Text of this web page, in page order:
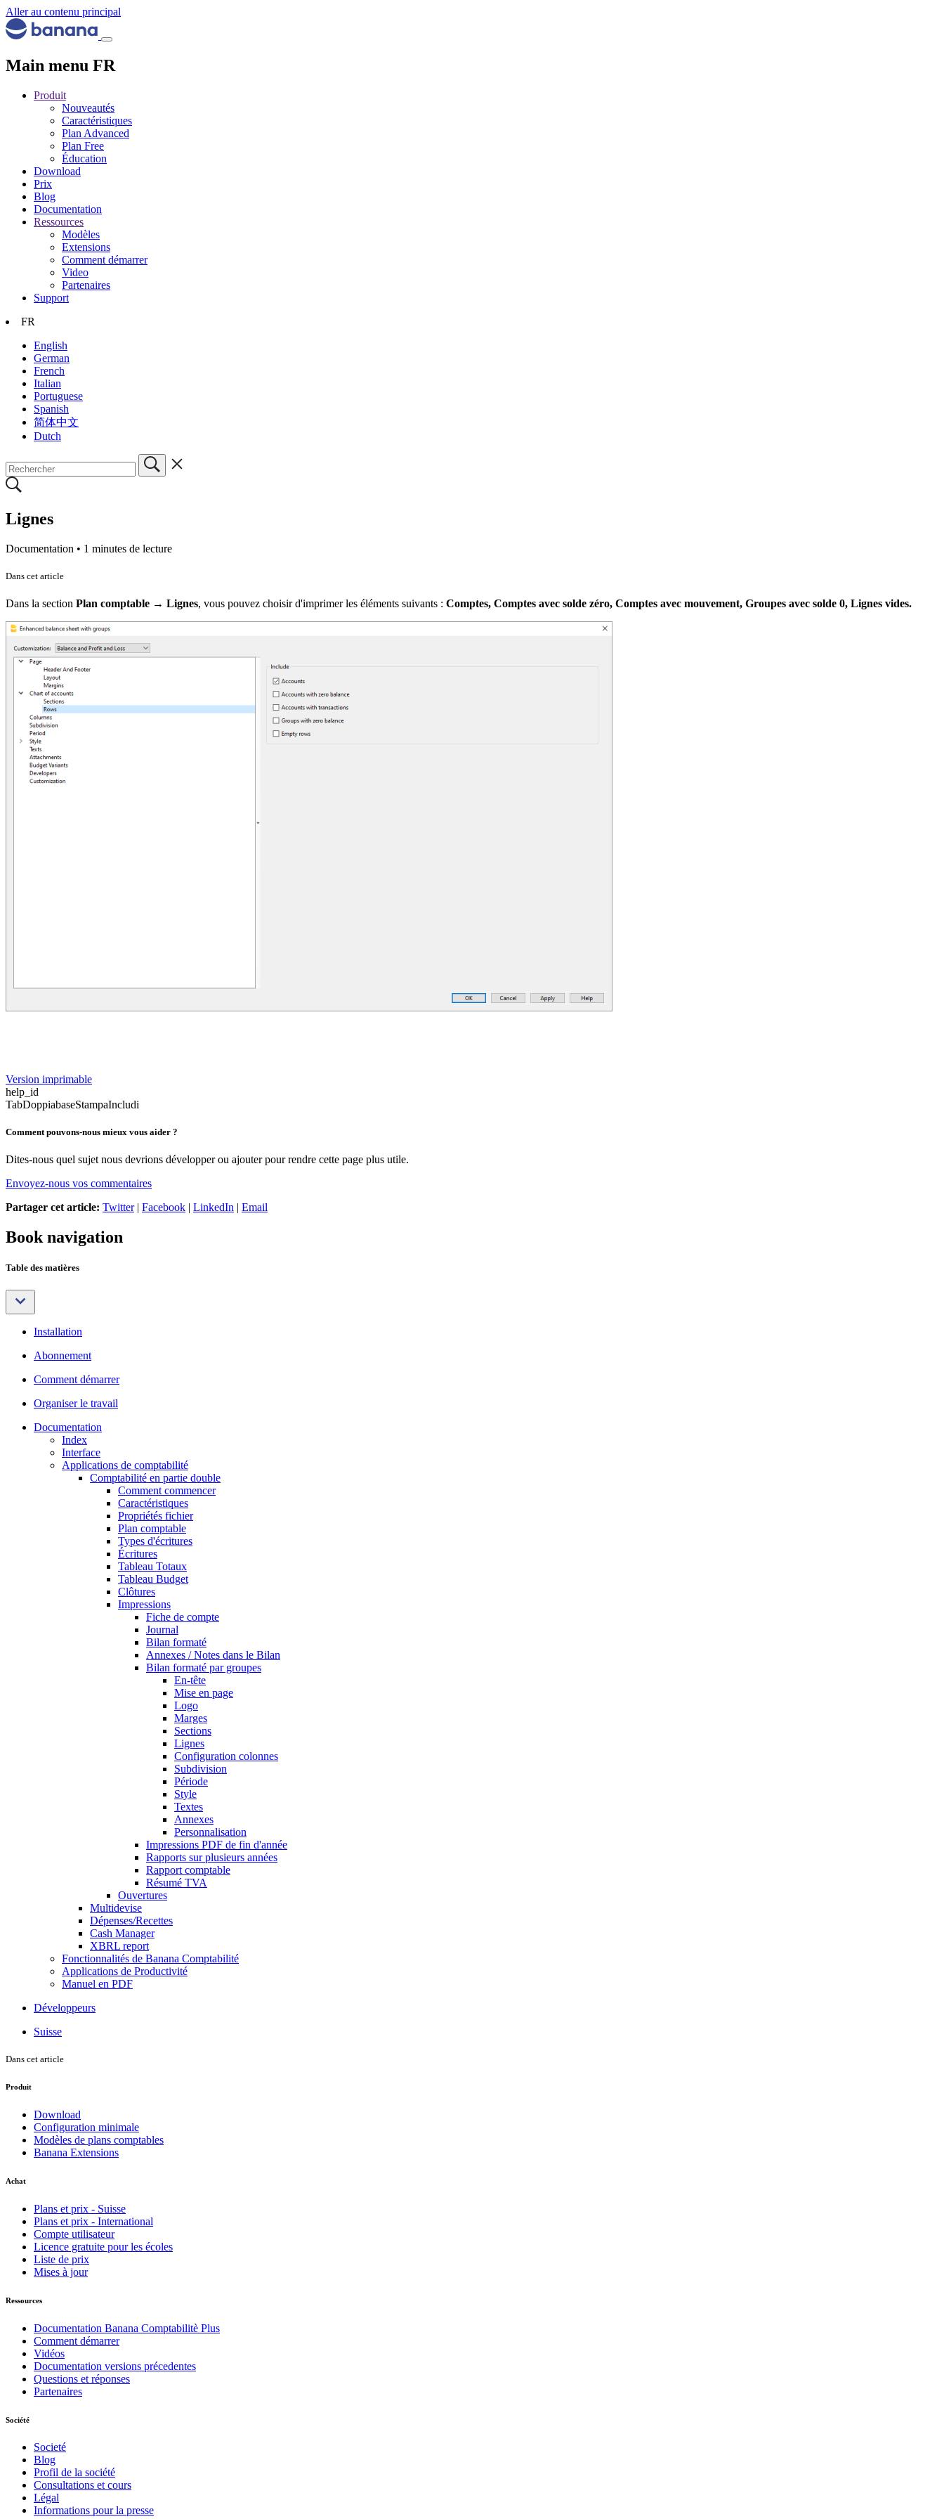
Aller au contenu principal
Main menu FR
Produit
Nouveautés
Caractéristiques
Plan Advanced
Plan Free
Éducation
Download
Prix
Blog
Documentation
Ressources
Modèles
Extensions
Comment démarrer
Video
Partenaires
Support
FR
English
German
French
Italian
Portuguese
Spanish
简体中文
Dutch
Lignes
Documentation • 1 minutes de lecture
Dans cet article
Dans la section Plan comptable → Lignes, vous pouvez choisir d'imprimer les éléments suivants : Comptes, Comptes avec solde zéro, Comptes avec mouvement, Groupes avec solde 0, Lignes vides.
Version imprimable
help_id
TabDoppiabaseStampaIncludi
Comment pouvons-nous mieux vous aider ?
Dites-nous quel sujet nous devrions développer ou ajouter pour rendre cette page plus utile.
Envoyez-nous vos commentaires
Partager cet article: Twitter| Facebook | LinkedIn | Email
Book navigation
Table des matières
Installation
Abonnement
Comment démarrer
Organiser le travail
Documentation
Index
Interface
Applications de comptabilité
Comptabilité en partie double
Comment commencer
Caractéristiques
Propriétés fichier
Plan comptable
Types d'écritures
Écritures
Tableau Totaux
Tableau Budget
Clôtures
Impressions
Fiche de compte
Journal
Bilan formaté
Annexes / Notes dans le Bilan
Bilan formaté par groupes
En-tête
Mise en page
Logo
Marges
Sections
Lignes
Configuration colonnes
Subdivision
Période
Style
Textes
Annexes
Personnalisation
Impressions PDF de fin d'année
Rapports sur plusieurs années
Rapport comptable
Résumé TVA
Ouvertures
Multidevise
Dépenses/Recettes
Cash Manager
XBRL report
Fonctionnalités de Banana Comptabilité
Applications de Productivité
Manuel en PDF
Développeurs
Suisse
Dans cet article
Produit
Download
Configuration minimale
Modèles de plans comptables
Banana Extensions
Achat
Plans et prix - Suisse
Plans et prix - International
Compte utilisateur
Licence gratuite pour les écoles
Liste de prix
Mises à jour
Ressources
Documentation Banana Comptabilitè Plus
Comment démarrer
Vidéos
Documentation versions précedentes
Questions et réponses
Partenaires
Société
Societé
Blog
Profil de la société
Consultations et cours
Légal
Informations pour la presse